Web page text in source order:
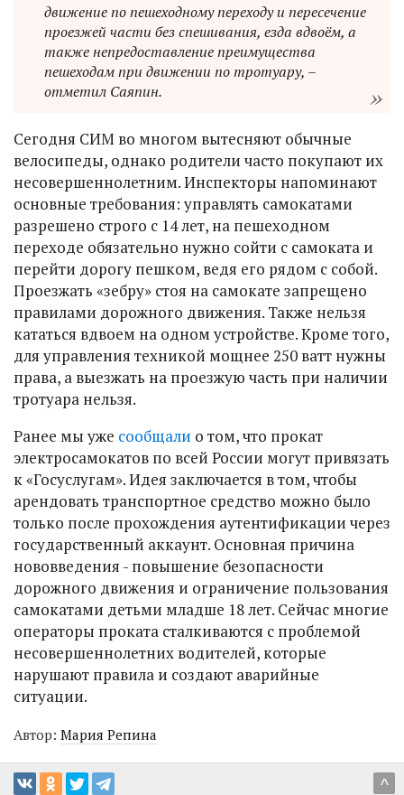
движение по пешеходному переходу и пересечение
проезжей части без спешивания, езда вдвоём, а
также непредоставление преимущества
пешеходам при движении по тротуару, –
отметил Саяпин.
Сегодня СИМ во многом вытесняют обычные
велосипеды, однако родители часто покупают их
несовершеннолетним. Инспекторы напоминают
основные требования: управлять самокатами
разрешено строго с 14 лет, на пешеходном
переходе обязательно нужно сойти с самоката и
перейти дорогу пешком, ведя его рядом с собой.
Проезжать «зебру» стоя на самокате запрещено
правилами дорожного движения. Также нельзя
кататься вдвоем на одном устройстве. Кроме того,
для управления техникой мощнее 250 ватт нужны
права, а выезжать на проезжую часть при наличии
тротуара нельзя.
Ранее мы уже сообщали о том, что прокат
электросамокатов по всей России могут привязать
к «Госуслугам». Идея заключается в том, чтобы
арендовать транспортное средство можно было
только после прохождения аутентификации через
государственный аккаунт. Основная причина
нововведения - повышение безопасности
дорожного движения и ограничение пользования
самокатами детьми младше 18 лет. Сейчас многие
операторы проката сталкиваются с проблемой
несовершеннолетних водителей, которые
нарушают правила и создают аварийные
ситуации.
Автор: Мария Репина
^